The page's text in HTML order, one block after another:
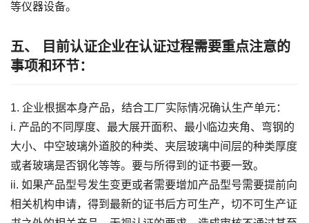
等仪器设备。
五、 目前认证企业在认证过程需要重点注意的
事项和环节：
1. 企业根据本身产品，结合工厂实际情况确认生产单元：
i. 产品的不同厚度、最大展开面积、最小临边夹角、弯钢的
大小、中空玻璃外道胶的种类、夹层玻璃中间层的种类厚度
或者玻璃是否钢化等等。要与所得到的证书要一致。
ii. 如果产品型号发生变更或者需要增加产品型号需要提前向
相关机构申请，得到最新的证书后方可生产，切不可生产证